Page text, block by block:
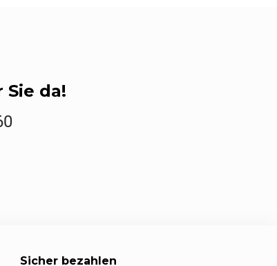
da!
Sicher bezahlen